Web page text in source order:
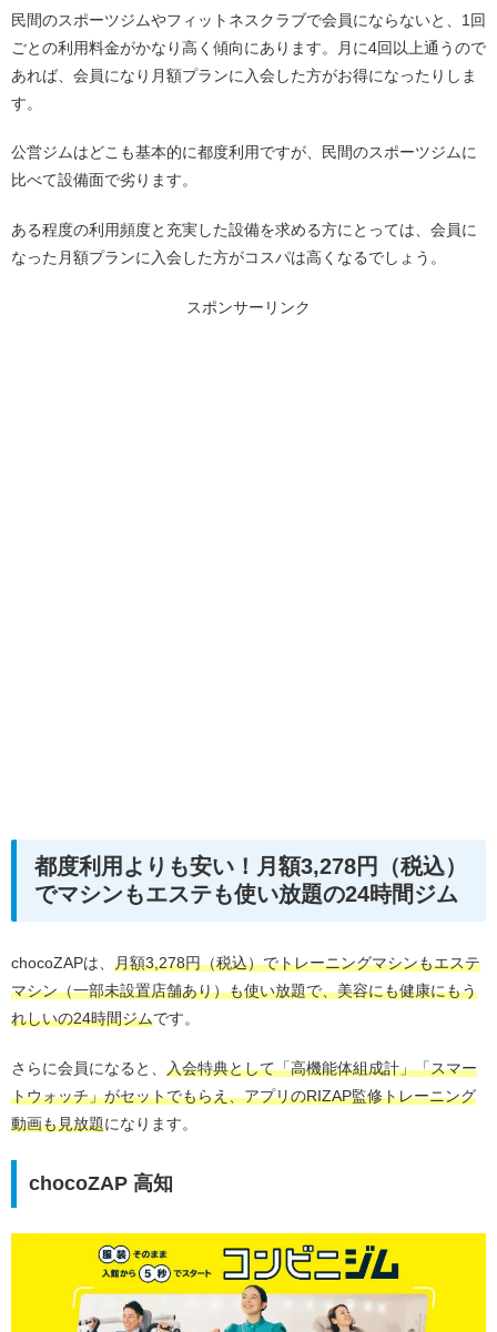
民間のスポーツジムやフィットネスクラブで会員にならないと、1回
ごとの利用料金がかなり高く傾向にあります。月に4回以上通うので
あれば、会員になり月額プランに入会した方がお得になったりしま
す。
公営ジムはどこも基本的に都度利用ですが、民間のスポーツジムに
比べて設備面で劣ります。
ある程度の利用頻度と充実した設備を求める方にとっては、会員に
なった月額プランに入会した方がコスパは高くなるでしょう。
スポンサーリンク
都度利用よりも安い！月額3,278円（税込）
でマシンもエステも使い放題の24時間ジム
chocoZAPは、 月額3,278円（税込）でトレーニングマシンもエステ
マシン（一部未設置店舗あり）も使い放題で、美容にも健康にもう
れしいの24時間ジムです。
さらに会員になると、 入会特典として「高機能体組成計」「スマー
トウォッチ」がセットでもらえ、アプリのRIZAP監修トレーニング
動画も見放題になります。
chocoZAP 高知